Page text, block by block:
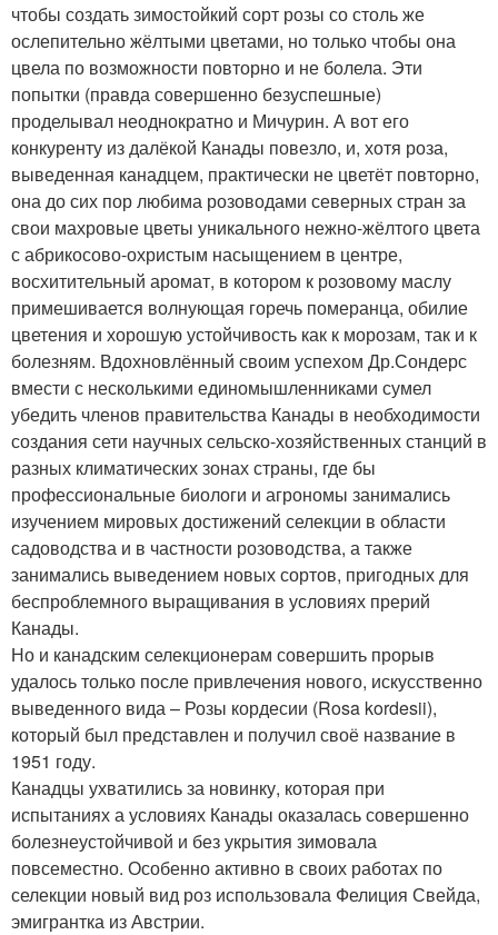
чтобы создать зимостойкий сорт розы со столь же
ослепительно жёлтыми цветами, но только чтобы она
цвела по возможности повторно и не болела. Эти
попытки (правда совершенно безуспешные)
проделывал неоднократно и Мичурин. А вот его
конкуренту из далёкой Канады повезло, и, хотя роза,
выведенная канадцем, практически не цветёт повторно,
она до сих пор любима розоводами северных стран за
свои махровые цветы уникального нежно-жёлтого цвета
с абрикосово-охристым насыщением в центре,
восхитительный аромат, в котором к розовому маслу
примешивается волнующая горечь померанца, обилие
цветения и хорошую устойчивость как к морозам, так и к
болезням. Вдохновлённый своим успехом Др.Сондерс
вмести с несколькими единомышленниками сумел
убедить членов правительства Канады в необходимости
создания сети научных сельско-хозяйственных станций в
разных климатических зонах страны, где бы
профессиональные биологи и агрономы занимались
изучением мировых достижений селекции в области
садоводства и в частности розоводства, а также
занимались выведением новых сортов, пригодных для
беспроблемного выращивания в условиях прерий
Канады.
Но и канадским селекционерам совершить прорыв
удалось только после привлечения нового, искусственно
выведенного вида – Розы кордесии (Rosa kordesii),
который был представлен и получил своё название в
1951 году.
Канадцы ухватились за новинку, которая при
испытаниях а условиях Канады оказалась совершенно
болезнеустойчивой и без укрытия зимовала
повсеместно. Особенно активно в своих работах по
селекции новый вид роз использовала Фелиция Свейда,
эмигрантка из Австрии.